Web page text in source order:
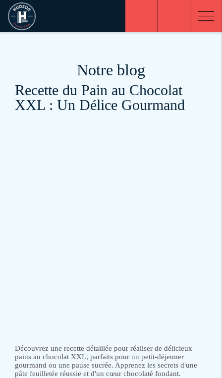
Notre blog
Recette du Pain au Chocolat
XXL : Un Délice Gourmand
Découvrez une recette détaillée pour réaliser de délicieux
pains au chocolat XXL, parfaits pour un petit-déjeuner
gourmand ou une pause sucrée. Apprenez les secrets d'une
pâte feuilletée réussie et d'un cœur chocolaté fondant.